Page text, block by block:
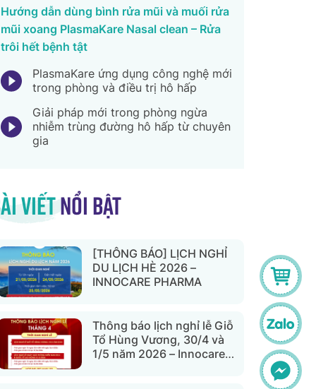
Hướng dẫn dùng bình rửa mũi và muối rửa
mũi xoang PlasmaKare Nasal clean – Rửa
trôi hết bệnh tật
PlasmaKare ứng dụng công nghệ mới
trong phòng và điều trị hô hấp
Giải pháp mới trong phòng ngừa
nhiễm trùng đường hô hấp từ chuyên
gia
viếtnổi bật
[THÔNG BÁO] LỊCH NGHỈ
DU LỊCH HÈ 2026 –
INNOCARE PHARMA
Thông báo lịch nghỉ lễ Giỗ
Tổ Hùng Vương, 30/4 và
1/5 năm 2026 – Innocare